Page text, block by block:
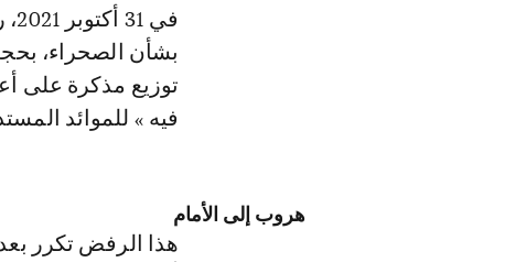
بشأن الصحراء،
توزيع مذكرة على
فيه » للموائد
هروب إلى الأمام